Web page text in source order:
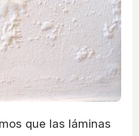
que las láminas